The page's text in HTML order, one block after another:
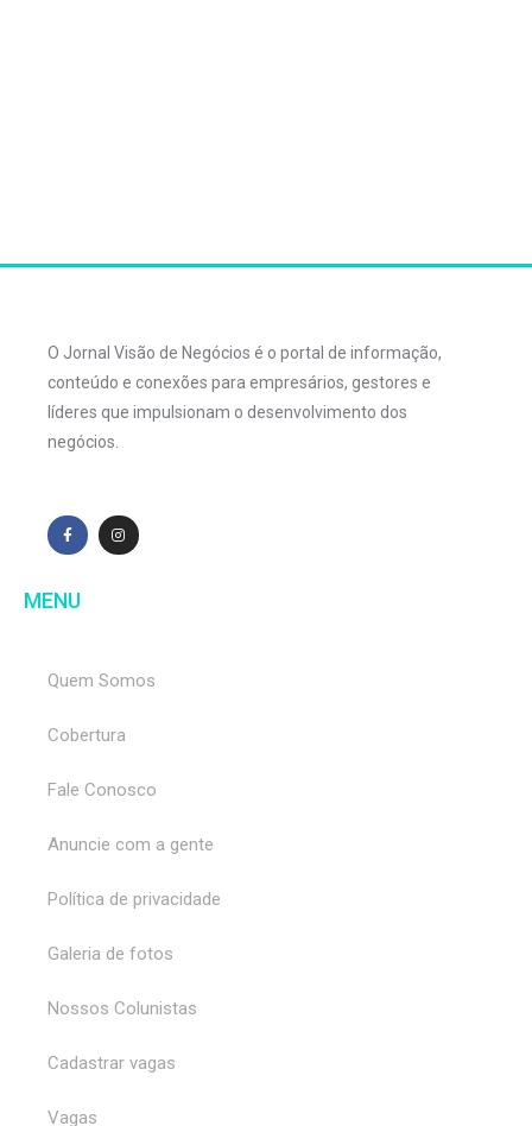
O Jornal Visão de Negócios é o portal de informação,
conteúdo e conexões para empresários, gestores e
líderes que impulsionam o desenvolvimento dos
negócios.
MENU
Quem Somos
Cobertura
Fale Conosco
Anuncie com a gente
Política de privacidade
Galeria de fotos
Nossos Colunistas
Cadastrar vagas
Vagas